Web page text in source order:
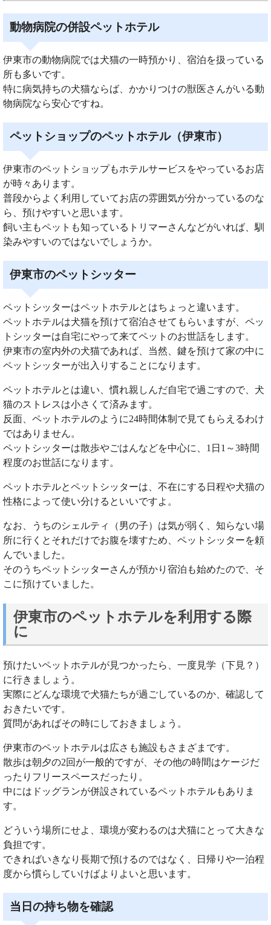
動物病院の併設ペットホテル
伊東市の動物病院では犬猫の一時預かり、宿泊を扱っている
所も多いです。
特に病気持ちの犬猫ならば、かかりつけの獣医さんがいる動
物病院なら安心ですね。
ペットショップのペットホテル（伊東市）
伊東市のペットショップもホテルサービスをやっているお店
が時々あります。
普段からよく利用していてお店の雰囲気が分かっているのな
ら、預けやすいと思います。
飼い主もペットも知っているトリマーさんなどがいれば、馴
染みやすいのではないでしょうか。
伊東市のペットシッター
ペットシッターはペットホテルとはちょっと違います。
ペットホテルは犬猫を預けて宿泊させてもらいますが、ペッ
トシッターは自宅にやって来てペットのお世話をします。
伊東市の室内外の犬猫であれば、当然、鍵を預けて家の中に
ペットシッターが出入りすることになります。
ペットホテルとは違い、慣れ親しんだ自宅で過ごすので、犬
猫のストレスは小さくて済みます。
反面、ペットホテルのように24時間体制で見てもらえるわけ
ではありません。
ペットシッターは散歩やごはんなどを中心に、1日1～3時間
程度のお世話になります。
ペットホテルとペットシッターは、不在にする日程や犬猫の
性格によって使い分けるといいですよ。
なお、うちのシェルティ（男の子）は気が弱く、知らない場
所に行くとそれだけでお腹を壊すため、ペットシッターを頼
んでいました。
そのうちペットシッターさんが預かり宿泊も始めたので、そ
こに預けていました。
伊東市のペットホテルを利用する際
に
預けたいペットホテルが見つかったら、一度見学（下見？）
に行きましょう。
実際にどんな環境で犬猫たちが過ごしているのか、確認して
おきたいです。
質問があればその時にしておきましょう。
伊東市のペットホテルは広さも施設もさまざまです。
散歩は朝夕の2回が一般的ですが、その他の時間はケージだ
ったりフリースペースだったり。
中にはドッグランが併設されているペットホテルもありま
す。
どういう場所にせよ、環境が変わるのは犬猫にとって大きな
負担です。
できればいきなり長期で預けるのではなく、日帰りや一泊程
度から慣らしていけばよりよいと思います。
当日の持ち物を確認